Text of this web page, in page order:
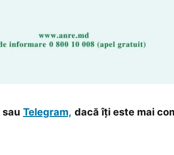
sau Telegram, dacă îți este mai